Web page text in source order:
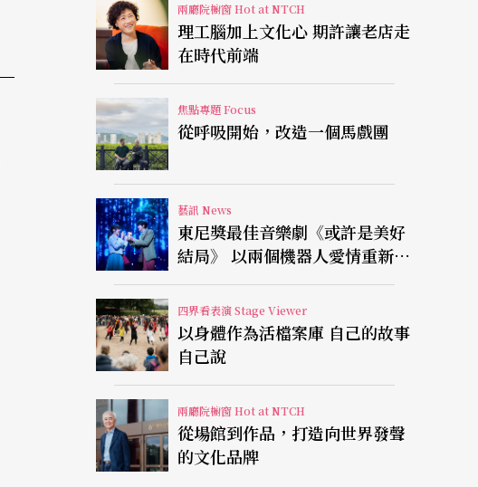
兩廳院櫥窗 Hot at NTCH
理工腦加上文化心 期許讓老店走
在時代前端
焦點專題 Focus
從呼吸開始，改造一個馬戲團
藝訊 News
東尼獎最佳音樂劇《或許是美好
結局》 以兩個機器人愛情重新凝
視有限人生
四界看表演 Stage Viewer
以身體作為活檔案庫 自己的故事
自己說
兩廳院櫥窗 Hot at NTCH
從場館到作品，打造向世界發聲
的文化品牌